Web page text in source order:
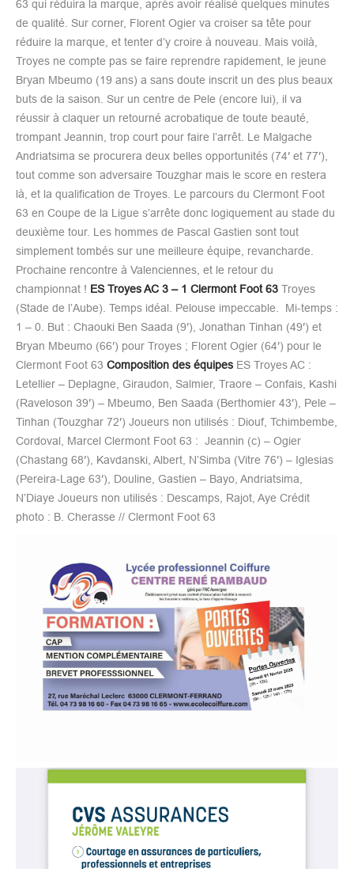
63 qui réduira la marque, après avoir réalisé quelques minutes
de qualité. Sur corner, Florent Ogier va croiser sa tête pour
réduire la marque, et tenter d’y croire à nouveau. Mais voilà,
Troyes ne compte pas se faire reprendre rapidement, le jeune
Bryan Mbeumo (19 ans) a sans doute inscrit un des plus beaux
buts de la saison. Sur un centre de Pele (encore lui), il va
réussir à claquer un retourné acrobatique de toute beauté,
trompant Jeannin, trop court pour faire l’arrêt. Le Malgache
Andriatsima se procurera deux belles opportunités (74′ et 77′),
tout comme son adversaire Touzghar mais le score en restera
là, et la qualification de Troyes. Le parcours du Clermont Foot
63 en Coupe de la Ligue s’arrête donc logiquement au stade du
deuxième tour. Les hommes de Pascal Gastien sont tout
simplement tombés sur une meilleure équipe, revancharde.
Prochaine rencontre à Valenciennes, et le retour du
championnat ! ES Troyes AC 3 – 1 Clermont Foot 63 Troyes
(Stade de l’Aube). Temps idéal. Pelouse impeccable. Mi-temps :
1 – 0. But : Chaouki Ben Saada (9′), Jonathan Tinhan (49′) et
Bryan Mbeumo (66′) pour Troyes ; Florent Ogier (64′) pour le
Clermont Foot 63 Composition des équipes ES Troyes AC :
Letellier – Deplagne, Giraudon, Salmier, Traore – Confais, Kashi
(Raveloson 39′) – Mbeumo, Ben Saada (Berthomier 43′), Pele –
Tinhan (Touzghar 72′) Joueurs non utilisés : Diouf, Tchimbembe,
Cordoval, Marcel Clermont Foot 63 : Jeannin (c) – Ogier
(Chastang 68′), Kavdanski, Albert, N’Simba (Vitre 76′) – Iglesias
(Pereira-Lage 63′), Douline, Gastien – Bayo, Andriatsima,
N’Diaye Joueurs non utilisés : Descamps, Rajot, Aye Crédit
photo : B. Cherasse // Clermont Foot 63